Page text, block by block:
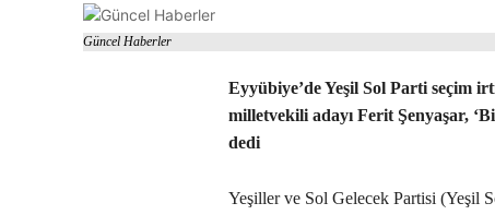
Güncel Haberler
Eyyübiye’de Yeşil Sol Parti seçim
milletvekili adayı Ferit Şenyaşar,
dedi
Yeşiller ve Sol Gelecek Partisi (Yeşil